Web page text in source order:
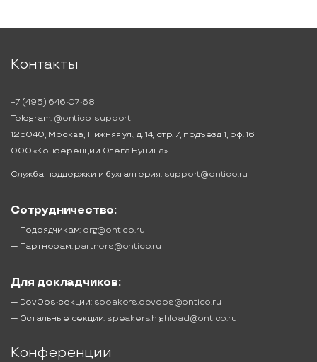
Контакты
+7 (495) 646-07-68
Telegram: @ontico_support
125040, Москва, Нижняя ул., д. 14, стр. 7, подъезд 1, оф. 16
ООО «Конференции Олега Бунина»
Служба поддержки и бухгалтерия: support@ontico.ru
Сотрудничество:
— Подрядчикам: org@ontico.ru
— Партнерам: partners@ontico.ru
Для докладчиков:
— DevOps-секции: speakers.devops@ontico.ru
— Остальные секции: speakers.highload@ontico.ru
Конференции